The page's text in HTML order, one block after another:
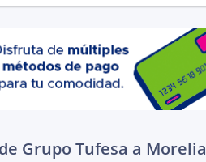
Grupo Tufesa a Morelia